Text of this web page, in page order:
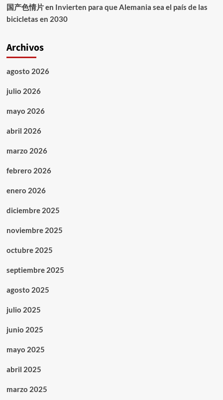
国产色情片en Invierten para que Alemania sea el país de las
bicicletas en 2030
Archivos
agosto 2026
julio 2026
mayo 2026
abril 2026
marzo 2026
febrero 2026
enero 2026
diciembre 2025
noviembre 2025
octubre 2025
septiembre 2025
agosto 2025
julio 2025
junio 2025
mayo 2025
abril 2025
marzo 2025